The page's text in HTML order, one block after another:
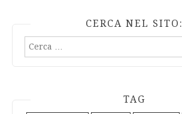
CERCA NEL SITO:
Ricerca
per:
TAG